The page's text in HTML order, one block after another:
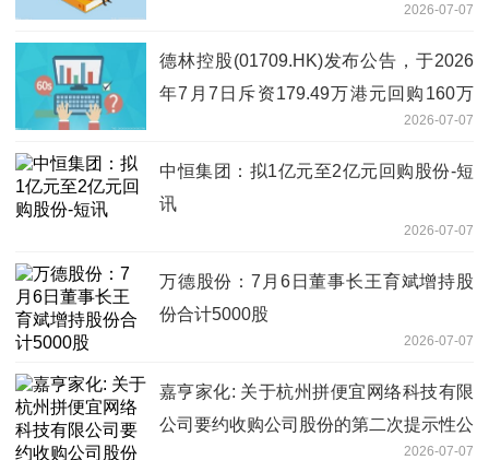
2026-07-07
德林控股(01709.HK)发布公告，于2026
年7月7日斥资179.49万港元回购160万
2026-07-07
中恒集团：拟1亿元至2亿元回购股份-短
讯
2026-07-07
万德股份：7月6日董事长王育斌增持股
份合计5000股
2026-07-07
嘉亨家化: 关于杭州拼便宜网络科技有限
公司要约收购公司股份的第二次提示性公
2026-07-07